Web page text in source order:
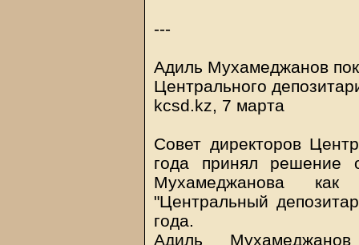
---
Адиль Мухамеджанов
Центрального
kcsd.kz, 7 марта
Совет директоров
года принял решение
Мухамеджанова
"Центральный
года.
Адиль